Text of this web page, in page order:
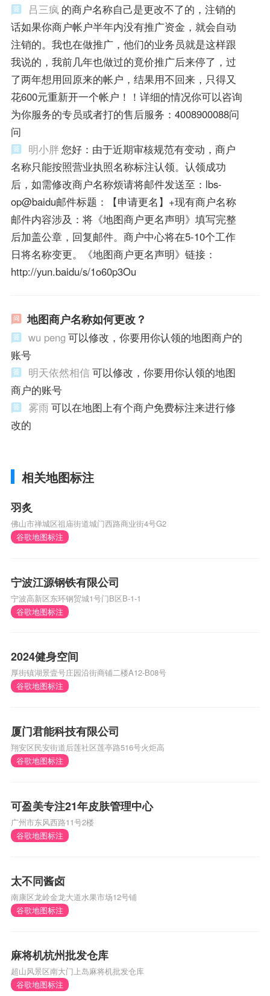
吕三疯 的商户名称自己是更改不了的，注销的
话如果你商户帐户半年内没有推广资金，就会自动
注销的。我也在做推广，他们的业务员就是这样跟
我说的，我前几年也做过的竟价推广后来停了，过
了两年想用回原来的帐户，结果用不回来，只得又
花600元重新开一个帐户！！详细的情况你可以咨询
为你服务的专员或者打的售后服务：4008900088问
问
明小胖您好：由于近期审核规范有变动，商户
名称只能按照营业执照名称标注认领。认领成功
后，如需修改商户名称烦请将邮件发送至：lbs-
op@baidu邮件标题：【申请更名】+现有商户名称
邮件内容涉及：将《地图商户更名声明》填写完整
后加盖公章，回复邮件。商户中心将在5-10个工作
日将名称变更。《地图商户更名声明》链接：
http://yun.baidu/s/1o60p3Ou
地图商户名称如何更改？
wu peng 可以修改，你要用你认领的地图商户的
账号
明天依然相信可以修改，你要用你认领的地图
商户的账号
雾雨可以在地图上有个商户免费标注来进行修
改的
相关地图标注
羽炙
佛山市禅城区祖庙街道城门西路商业街4号G2
谷歌地图标注
宁波江源钢铁有限公司
宁波高新区东环钢贸城1号门B区B-1-1
谷歌地图标注
2024健身空间
厚街镇湖景壹号庄园沿街商铺二楼A12-B08号
谷歌地图标注
厦门君能科技有限公司
翔安区民安街道后莲社区莲亭路516号火炬高
谷歌地图标注
可盈美专注21年皮肤管理中心
广州市东风西路11号2楼
谷歌地图标注
太不同酱卤
南康区龙岭金龙大道水果市场12号铺
谷歌地图标注
麻将机杭州批发仓库
超山风景区南大门上岛麻将机批发仓库
谷歌地图标注